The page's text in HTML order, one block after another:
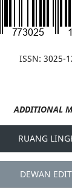
ISSN: 3025-
ADDITIONAL
RUANG
DEWAN